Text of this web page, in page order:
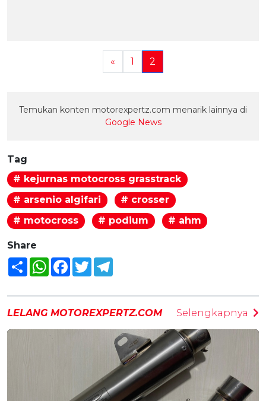
« 1 2
Temukan konten motorexpertz.com menarik lainnya di
Google News
Tag
# kejurnas motocross grasstrack
# arsenio algifari
# crosser
# motocross
# podium # ahm
Share
Share WhatsAppFacebook
Twitter
LELANG MOTOREXPERTZ.COM Selengkapnya